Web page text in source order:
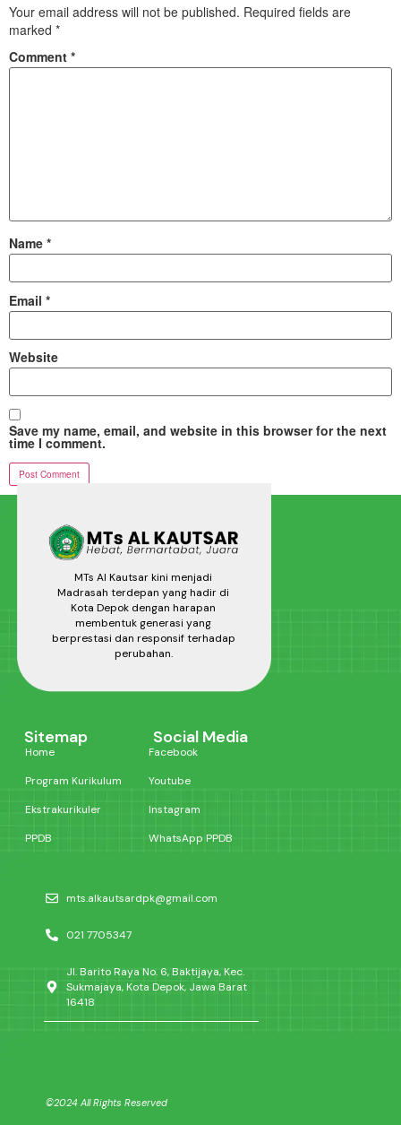
Your email address will not be published. Required fields are
marked *
Comment *
Name *
Email *
Website
Save my name, email, and website in this browser for the next
time I comment.
MTs Al Kautsar kini menjadi
Madrasah terdepan yang hadir di
Kota Depok dengan harapan
membentuk generasi yang
berprestasi dan responsif terhadap
perubahan.
Sitemap
Home
Program Kurikulum
Ekstrakurikuler
PPDB
Social Media
Facebook
Youtube
Instagram
WhatsApp PPDB
mts.alkautsardpk@gmail.com
021 7705347
Jl. Barito Raya No. 6, Baktijaya, Kec.
Sukmajaya, Kota Depok, Jawa Barat
16418
©2024 All Rights Reserved